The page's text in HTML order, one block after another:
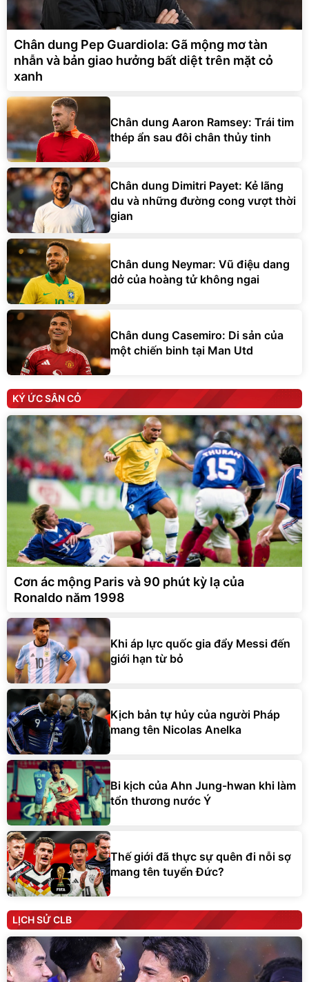
Chân dung Pep Guardiola: Gã mộng mơ tàn
nhẫn và bản giao hưởng bất diệt trên mặt cỏ
xanh
Chân dung Aaron Ramsey: Trái tim
thép ẩn sau đôi chân thủy tinh
Chân dung Dimitri Payet: Kẻ lãng
du và những đường cong vượt thời
gian
Chân dung Neymar: Vũ điệu dang
dở của hoàng tử không ngai
Chân dung Casemiro: Di sản của
một chiến binh tại Man Utd
KÝ ỨC SÂN CỎ
Cơn ác mộng Paris và 90 phút kỳ lạ của
Ronaldo năm 1998
Khi áp lực quốc gia đẩy Messi đến
giới hạn từ bỏ
Kịch bản tự hủy của người Pháp
mang tên Nicolas Anelka
Bi kịch của Ahn Jung-hwan khi làm
tổn thương nước Ý
Thế giới đã thực sự quên đi nỗi sợ
mang tên tuyển Đức?
LỊCH SỬ CLB